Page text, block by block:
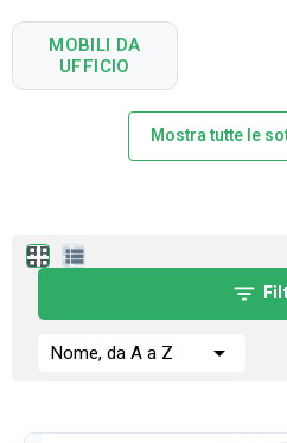
MOBILI DA
UFFICIO
Mostra tutte le
apps view_list
filter_list
Nome, da A a Z 